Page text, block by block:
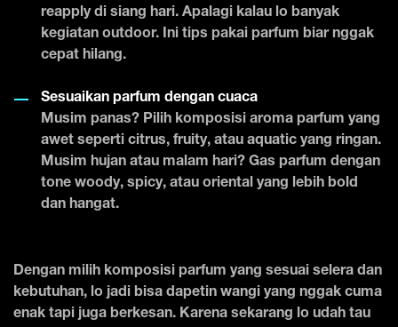
reapply di siang hari. Apalagi kalau lo banyak
kegiatan outdoor. Ini tips pakai parfum biar nggak
cepat hilang.
Sesuaikan parfum dengan cuaca
Musim panas? Pilih komposisi aroma parfum yang
awet seperti citrus, fruity, atau aquatic yang ringan.
Musim hujan atau malam hari? Gas parfum dengan
tone woody, spicy, atau oriental yang lebih bold
dan hangat.
Dengan milih komposisi parfum yang sesuai selera dan
kebutuhan, lo jadi bisa dapetin wangi yang nggak cuma
enak tapi juga berkesan. Karena sekarang lo udah tau